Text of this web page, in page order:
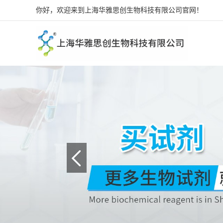
你好，欢迎来到上海华雅思创生物科技有限公司官网！